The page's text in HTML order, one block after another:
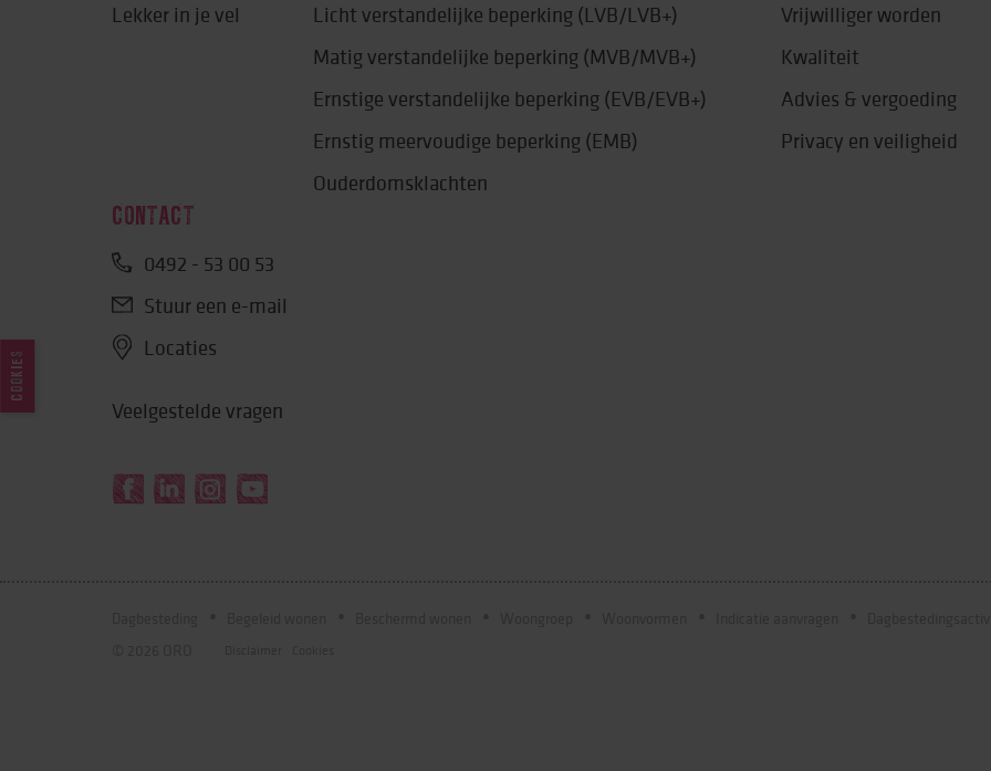
Lekker in je vel
Licht verstandelijke beperking (LVB/LVB+)
Matig verstandelijke beperking (MVB/MVB+)
Ernstige verstandelijke beperking (EVB/EVB+)
Ernstig meervoudige beperking (EMB)
Ouderdomsklachten
Vrijwilliger worden
Kwaliteit
Advies & vergoeding
Privacy en veiligheid
CONTACT
0492 - 53 00 53
Stuur een e-mail
Locaties
Veelgestelde vragen
COOKIES